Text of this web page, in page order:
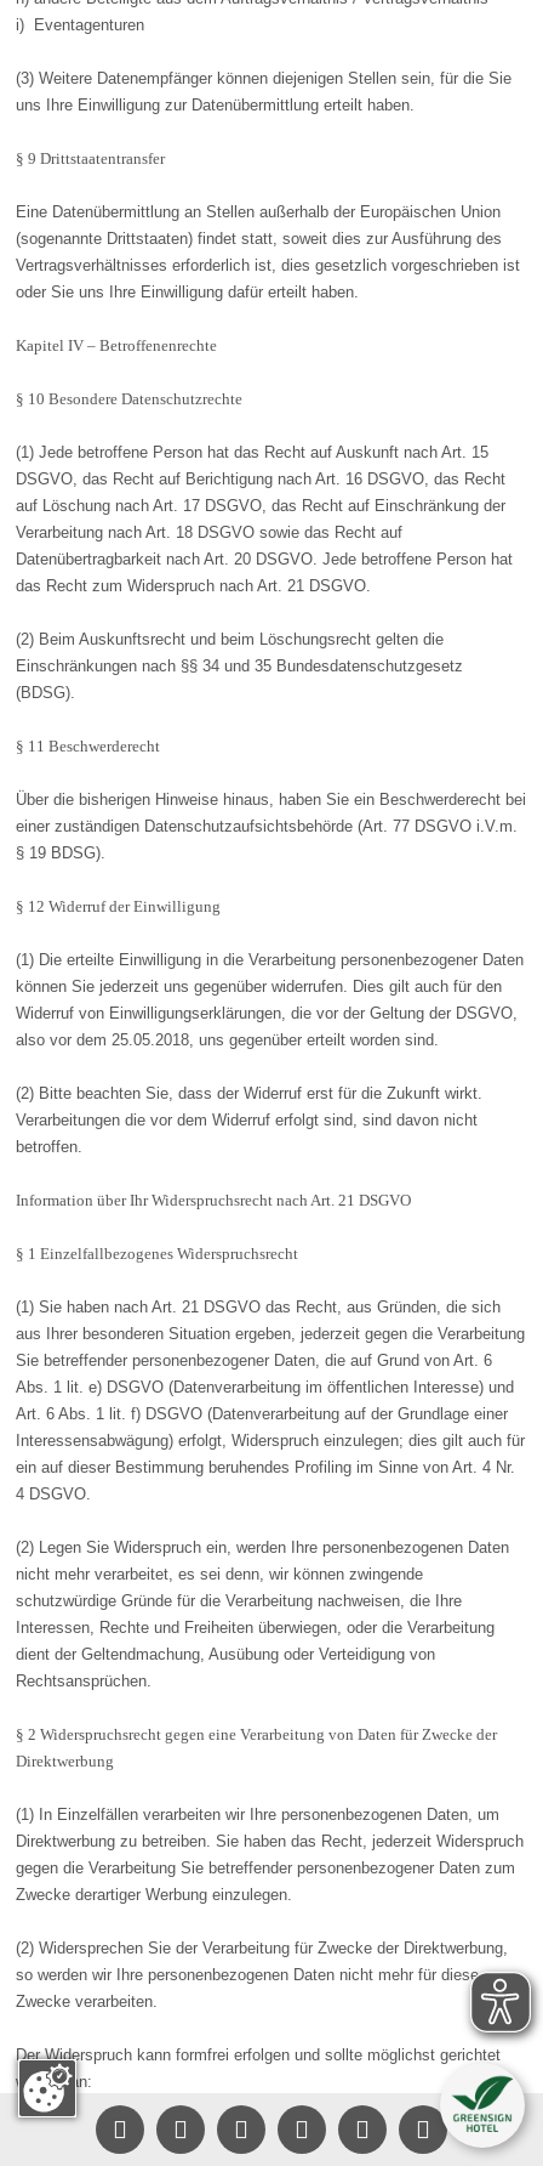
i) Eventagenturen
(3) Weitere Datenempfänger können diejenigen Stellen sein, für die Sie
uns Ihre Einwilligung zur Datenübermittlung erteilt haben.
§ 9 Drittstaatentransfer
Eine Datenübermittlung an Stellen außerhalb der Europäischen Union
(sogenannte Drittstaaten) findet statt, soweit dies zur Ausführung des
Vertragsverhältnisses erforderlich ist, dies gesetzlich vorgeschrieben ist
oder Sie uns Ihre Einwilligung dafür erteilt haben.
Kapitel IV – Betroffenenrechte
§ 10 Besondere Datenschutzrechte
(1) Jede betroffene Person hat das Recht auf Auskunft nach Art. 15
DSGVO, das Recht auf Berichtigung nach Art. 16 DSGVO, das Recht
auf Löschung nach Art. 17 DSGVO, das Recht auf Einschränkung der
Verarbeitung nach Art. 18 DSGVO sowie das Recht auf
Datenübertragbarkeit nach Art. 20 DSGVO. Jede betroffene Person hat
das Recht zum Widerspruch nach Art. 21 DSGVO.
(2) Beim Auskunftsrecht und beim Löschungsrecht gelten die
Einschränkungen nach §§ 34 und 35 Bundesdatenschutzgesetz
(BDSG).
§ 11 Beschwerderecht
Über die bisherigen Hinweise hinaus, haben Sie ein Beschwerderecht bei
einer zuständigen Datenschutzaufsichtsbehörde (Art. 77 DSGVO i.V.m.
§ 19 BDSG).
§ 12 Widerruf der Einwilligung
(1) Die erteilte Einwilligung in die Verarbeitung personenbezogener Daten
können Sie jederzeit uns gegenüber widerrufen. Dies gilt auch für den
Widerruf von Einwilligungserklärungen, die vor der Geltung der DSGVO,
also vor dem 25.05.2018, uns gegenüber erteilt worden sind.
(2) Bitte beachten Sie, dass der Widerruf erst für die Zukunft wirkt.
Verarbeitungen die vor dem Widerruf erfolgt sind, sind davon nicht
betroffen.
Information über Ihr Widerspruchsrecht nach Art. 21 DSGVO
§ 1 Einzelfallbezogenes Widerspruchsrecht
(1) Sie haben nach Art. 21 DSGVO das Recht, aus Gründen, die sich
aus Ihrer besonderen Situation ergeben, jederzeit gegen die Verarbeitung
Sie betreffender personenbezogener Daten, die auf Grund von Art. 6
Abs. 1 lit. e) DSGVO (Datenverarbeitung im öffentlichen Interesse) und
Art. 6 Abs. 1 lit. f) DSGVO (Datenverarbeitung auf der Grundlage einer
Interessensabwägung) erfolgt, Widerspruch einzulegen; dies gilt auch für
ein auf dieser Bestimmung beruhendes Profiling im Sinne von Art. 4 Nr.
4 DSGVO.
(2) Legen Sie Widerspruch ein, werden Ihre personenbezogenen Daten
nicht mehr verarbeitet, es sei denn, wir können zwingende
schutzwürdige Gründe für die Verarbeitung nachweisen, die Ihre
Interessen, Rechte und Freiheiten überwiegen, oder die Verarbeitung
dient der Geltendmachung, Ausübung oder Verteidigung von
Rechtsansprüchen.
§ 2 Widerspruchsrecht gegen eine Verarbeitung von Daten für Zwecke der
Direktwerbung
(1) In Einzelfällen verarbeiten wir Ihre personenbezogenen Daten, um
Direktwerbung zu betreiben. Sie haben das Recht, jederzeit Widerspruch
gegen die Verarbeitung Sie betreffender personenbezogener Daten zum
Zwecke derartiger Werbung einzulegen.
(2) Widersprechen Sie der Verarbeitung für Zwecke der Direktwerbung,
so werden wir Ihre personenbezogenen Daten nicht mehr für diese
Zwecke verarbeiten.
Der Widerspruch kann formfrei erfolgen und sollte möglichst gerichtet
werden an:
Gut Heckenhof Hotel & Golfresort an der Sieg GmbH & Co.KG
– Widerspruch Datenschutz –
     